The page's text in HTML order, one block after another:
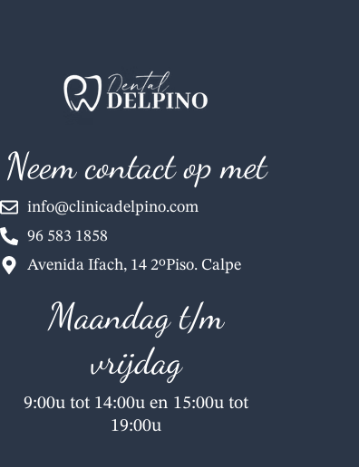
Neem contact op met
info@clinicadelpino.com
96 583 1858
Avenida Ifach, 14 2ºPiso. Calpe
Maandag t/m
vrijdag
9:00u tot 14:00u en 15:00u tot
19:00u